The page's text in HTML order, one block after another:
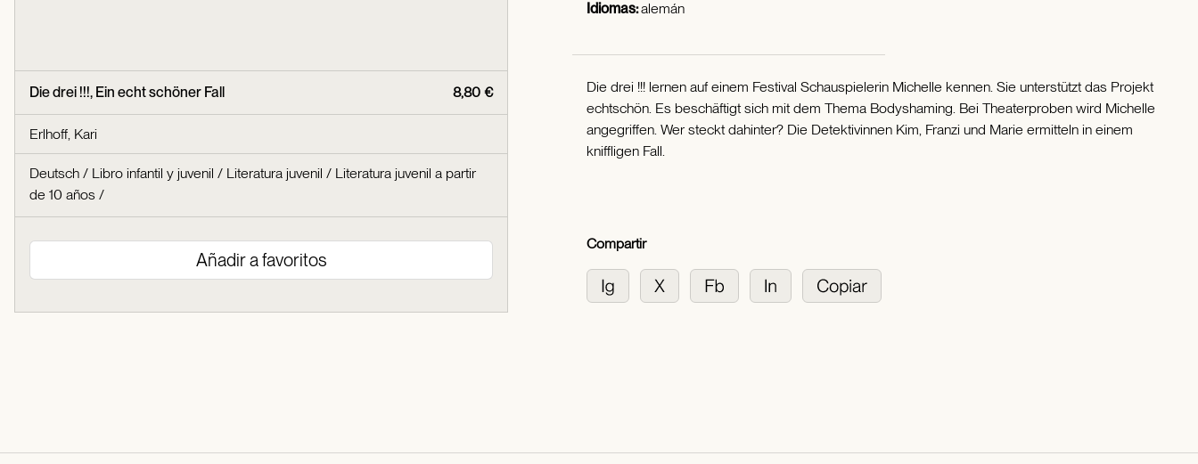
8,80 €
Die drei !!!, Ein echt schöner Fall
Erlhoff, Kari
Deutsch / Libro infantil y juvenil / Literatura juvenil / Literatura juvenil a partir
de 10 años /
Añadir a favoritos
Idiomas:alemán
Die drei !!! lernen auf einem Festival Schauspielerin Michelle kennen. Sie unterstützt das Projekt
echtschön. Es beschäftigt sich mit dem Thema Bodyshaming. Bei Theaterproben wird Michelle
angegriffen. Wer steckt dahinter? Die Detektivinnen Kim, Franzi und Marie ermitteln in einem
kniffligen Fall.
Compartir